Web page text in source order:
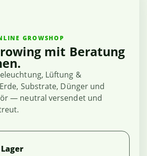
GROWSHOP
mit Beratung
Lüftung &
Substrate, Dünger und
— neutral versendet und